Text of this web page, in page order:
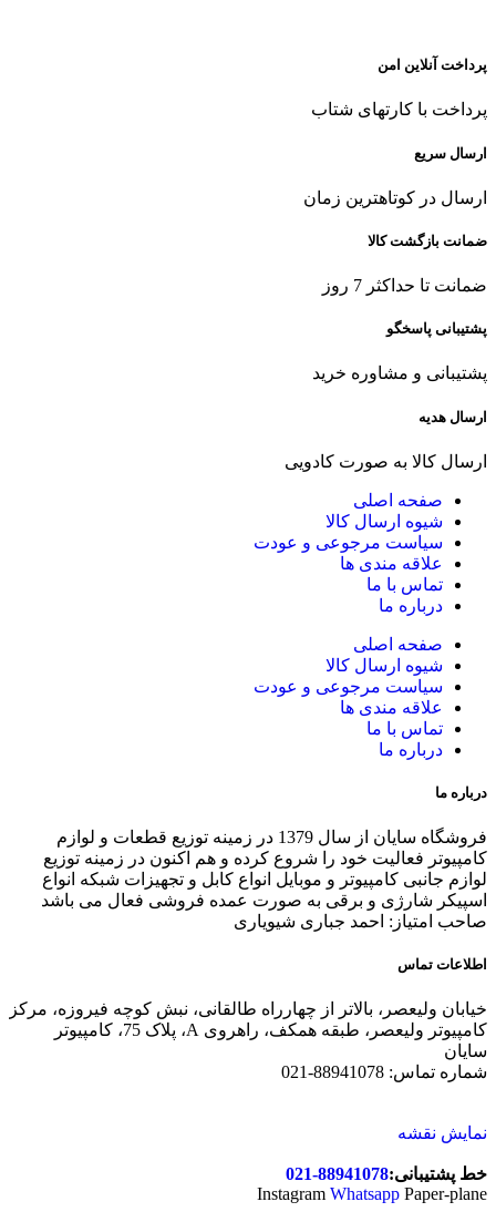
پرداخت آنلاین امن
پرداخت با کارتهای شتاب
ارسال سریع
ارسال در کوتاهترین زمان
ضمانت بازگشت کالا
ضمانت تا حداکثر 7 روز
پشتیبانی پاسخگو
پشتیبانی و مشاوره خرید
ارسال هدیه
ارسال کالا به صورت کادویی
صفحه اصلی
شیوه ارسال کالا
سیاست مرجوعی و عودت
علاقه مندی ها
تماس با ما
درباره ما
صفحه اصلی
شیوه ارسال کالا
سیاست مرجوعی و عودت
علاقه مندی ها
تماس با ما
درباره ما
درباره ما
فروشگاه سایان از سال 1379 در زمینه توزیع قطعات و لوازم
کامپیوتر فعالیت خود را شروع کرده و هم اکنون در زمینه توزیع
لوازم جانبی کامپیوتر و موبایل انواع کابل و تجهیزات شبکه انواع
اسپیکر شارژی و برقی به صورت عمده فروشی فعال می باشد
صاحب امتیاز: احمد جباری شیویاری
اطلاعات تماس
خیابان ولیعصر، بالاتر از چهارراه طالقانی، نبش کوچه فیروزه، مرکز
کامپیوتر ولیعصر، طبقه همکف، راهروی A، پلاک 75، کامپیوتر
سایان
شماره تماس: 88941078-021
نمایش نقشه
خط پشتیبانی:88941078-021
Instagram Whatsapp Paper-plane